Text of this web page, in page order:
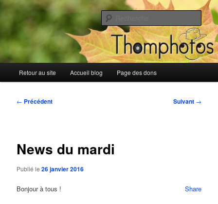
Aller
au
Blog de Thomphotos
Blog de Thomphotos
principal
Retour au site Accueil blog Page des dons
Navigation
← Précédent Suivant →
News du mardi
Publié le26 janvier 2016
Share
Bonjour à tous !